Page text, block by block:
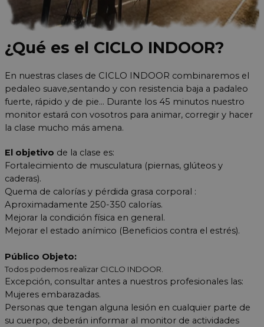
¿Qué es el CICLO INDOOR?
En nuestras clases de CICLO INDOOR combinaremos el
pedaleo suave,sentando y con resistencia baja a padaleo
fuerte, rápido y de pie... Durante los 45 minutos nuestro
monitor estará con vosotros para animar, corregir y hacer
la clase mucho más amena.
El objetivo de la clase es:
Fortalecimiento de musculatura (piernas, glúteos y
caderas).
Quema de calorías y pérdida grasa corporal :
Aproximadamente 250-350 calorías.
Mejorar la condición física en general.
Mejorar el estado anímico (Beneficios contra el estrés).
Público Objeto:
Todos podemos realizar CICLO INDOOR.
Excepción, consultar antes a nuestros profesionales las:
Mujeres embarazadas.
Personas que tengan alguna lesión en cualquier parte de
su cuerpo, deberán informar al monitor de actividades